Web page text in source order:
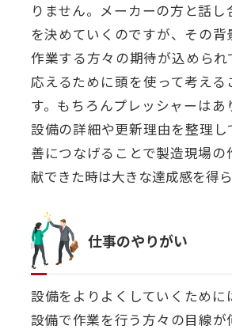
りません。メーカーの方と話し
を決めていくのですが、その背
作業する方々の期待が込められ
応えるために頭を使って考える
す。もちろんプレッシャーはあ
設備の詳細や更新理由を整理し
善につなげることで製造現場の
献できた時は大きな達成感を得ら
仕事のやりがい
設備をよりよくしていくために
設備で作業を行う方々の目線が